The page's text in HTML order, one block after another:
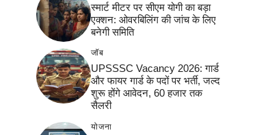
स्मार्ट मीटर पर सीएम योगी का बड़ा
एक्शन: ओवरबिलिंग की जांच के लिए
बनेगी समिति
जॉब
UPSSSC Vacancy 2026: गार्ड
और फायर गार्ड के पदों पर भर्ती, जल्द
शुरू होंगे आवेदन, 60 हजार तक
सैलरी
योजना